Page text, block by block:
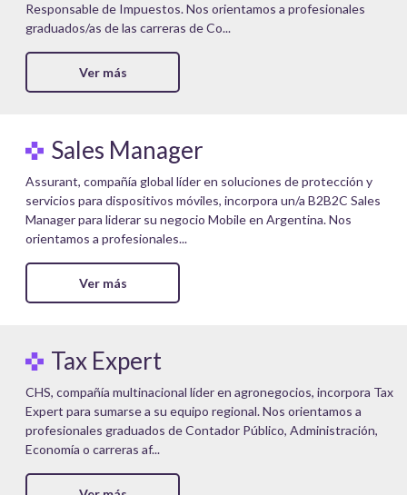
Responsable de Impuestos. Nos orientamos a profesionales
graduados/as de las carreras de Co...
Ver más
Sales Manager
Assurant, compañía global líder en soluciones de protección y
servicios para dispositivos móviles, incorpora un/a B2B2C Sales
Manager para liderar su negocio Mobile en Argentina. Nos
orientamos a profesionales...
Ver más
Tax Expert
CHS, compañía multinacional líder en agronegocios, incorpora Tax
Expert para sumarse a su equipo regional. Nos orientamos a
profesionales graduados de Contador Público, Administración,
Economía o carreras af...